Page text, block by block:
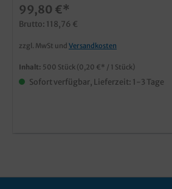
99,80 €*
Brutto: 118,76 €
zzgl. MwSt und Versandkosten
Inhalt: 500 Stück (0,20 €* / 1 Stück)
Sofort verfügbar, Lieferzeit: 1-3 Tage